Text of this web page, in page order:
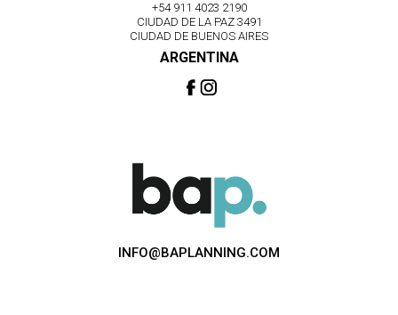
+54 911 4023 2190
CIUDAD DE LA PAZ 3491
CIUDAD DE BUENOS AIRES
ARGENTINA
INFO@BAPLANNING.COM